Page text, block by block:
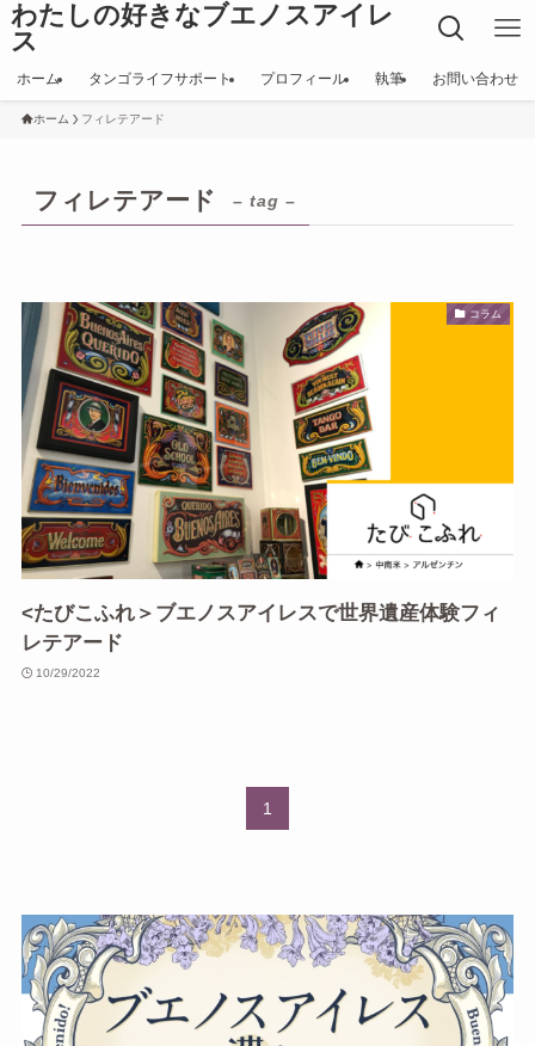
わたしの好きなブエノスアイレ
ス
ホーム タンゴライフサポート プロフィール 執筆 お問い合わせ
ホーム フィレテアード
フィレテアード – tag –
コラム
<たびこふれ＞ブエノスアイレスで世界遺産体験フィ
レテアード
10/29/2022
1